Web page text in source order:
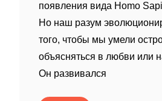
появления вида Homo
Но наш разум
того, чтобы мы умели
объясняться в любви или
Он развивался